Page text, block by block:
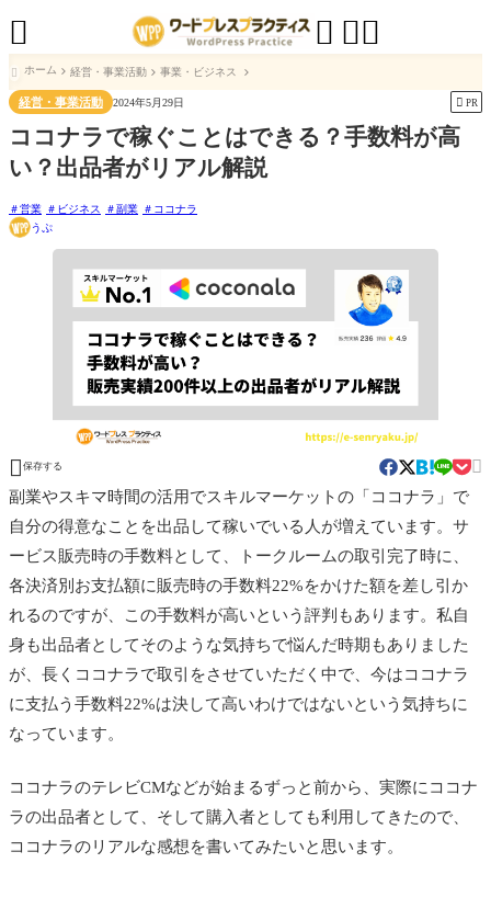
 

 ホーム 経営・事業活動 事業・ビジネス
経営・事業活動 2024年5月29日  PR
ココナラで稼ぐことはできる？手数料が高
い？出品者がリアル解説
営業 ビジネス 副業
ココナラ
うぷ
 保存する 
副業やスキマ時間の活用でスキルマーケットの「ココナラ」で
自分の得意なことを出品して稼いでいる人が増えています。サ
ービス販売時の手数料として、トークルームの取引完了時に、
各決済別お支払額に販売時の手数料22%をかけた額を差し引か
れるのですが、この手数料が高いという評判もあります。私自
身も出品者としてそのような気持ちで悩んだ時期もありました
が、長くココナラで取引をさせていただく中で、今はココナラ
に支払う手数料22%は決して高いわけではないという気持ちに
なっています。
ココナラのテレビCMなどが始まるずっと前から、実際にココナ
ラの出品者として、そして購入者としても利用してきたので、
ココナラのリアルな感想を書いてみたいと思います。